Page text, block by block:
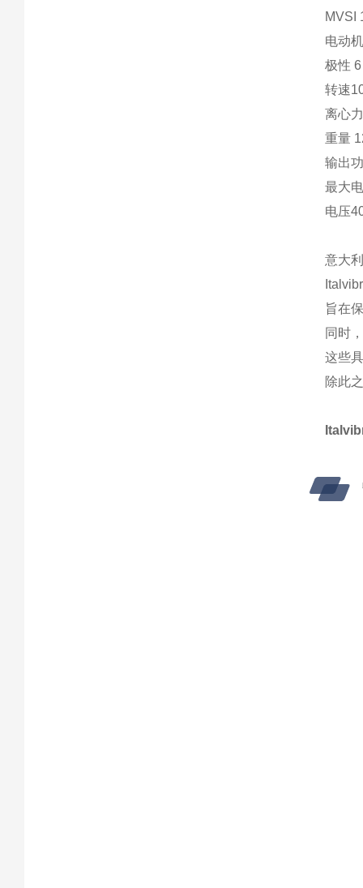
MVSI
电动
极性 6
转速
离心
重量
输出
最大
电压
意大
旨在
同时
这些
除此